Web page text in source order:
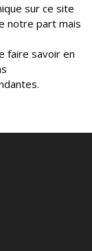
sur ce site
notre part mais
faire savoir en